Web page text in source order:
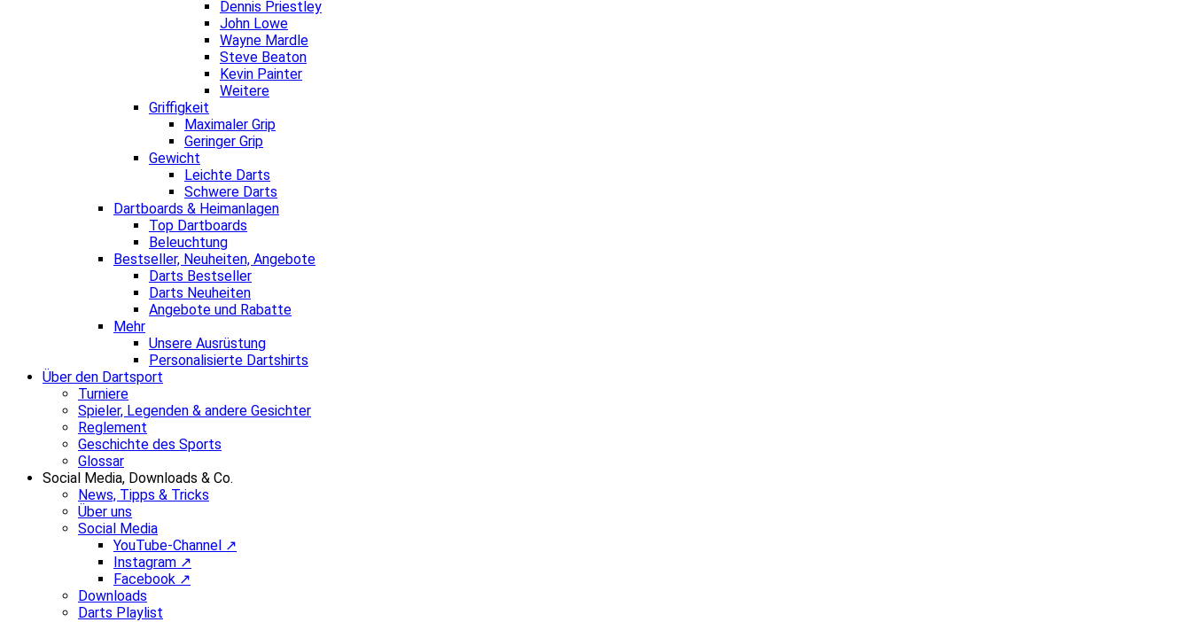
Dennis Priestley
John Lowe
Wayne Mardle
Steve Beaton
Kevin Painter
Weitere
Griffigkeit
Maximaler Grip
Geringer Grip
Gewicht
Leichte Darts
Schwere Darts
Dartboards & Heimanlagen
Top Dartboards
Beleuchtung
Bestseller, Neuheiten, Angebote
Darts Bestseller
Darts Neuheiten
Angebote und Rabatte
Mehr
Unsere Ausrüstung
Personalisierte Dartshirts
Über den Dartsport
Turniere
Spieler, Legenden & andere Gesichter
Reglement
Geschichte des Sports
Glossar
Social Media, Downloads & Co.
News, Tipps & Tricks
Über uns
Social Media
YouTube-Channel ↗
Instagram ↗
Facebook ↗
Downloads
Darts Playlist